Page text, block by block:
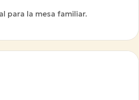
para la mesa familiar.